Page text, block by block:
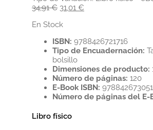
34,91€ El
original
34,91 €.
31,01 €
31,01 €.
En Stock
ISBN: 9788426721716
Tipo de Encuadernación:
bolsillo
Dimensiones de producto:
Número de páginas: 120
E-Book ISBN:
Número de páginas del E-
Libro físico